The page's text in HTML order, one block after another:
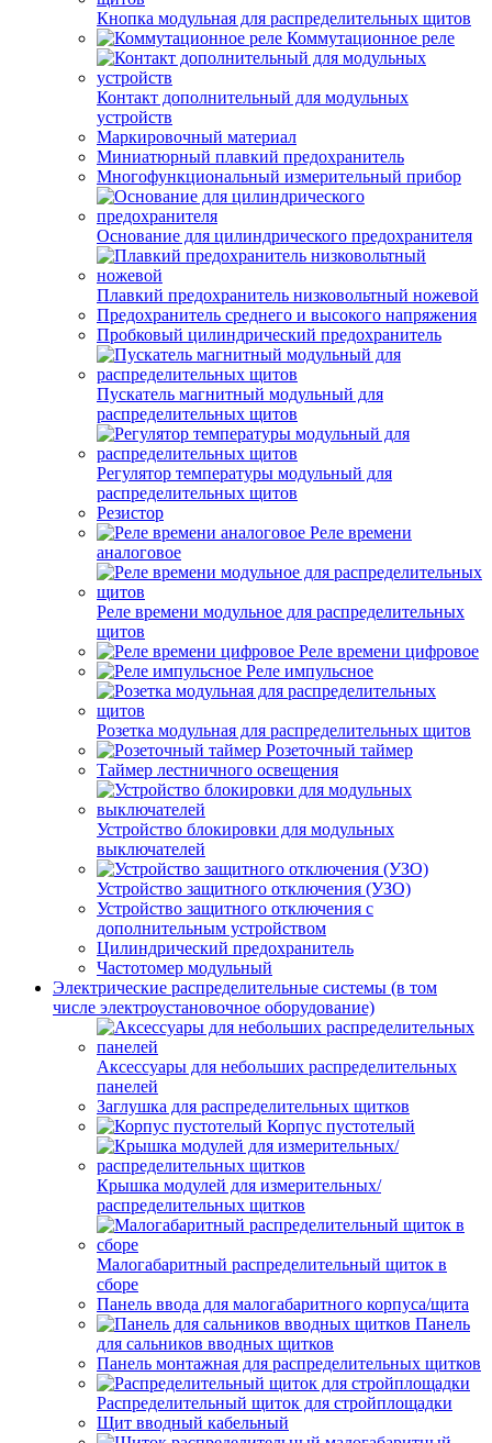
Кнопка модульная для распределительных щитов
Коммутационное реле
Контакт дополнительный для модульных
устройств
Маркировочный материал
Миниатюрный плавкий предохранитель
Многофункциональный измерительный прибор
Основание для цилиндрического предохранителя
Плавкий предохранитель низковольтный ножевой
Предохранитель среднего и высокого напряжения
Пробковый цилиндрический предохранитель
Пускатель магнитный модульный для
распределительных щитов
Регулятор температуры модульный для
распределительных щитов
Резистор
Реле времени
аналоговое
Реле времени модульное для распределительных
щитов
Реле времени цифровое
Реле импульсное
Розетка модульная для распределительных щитов
Розеточный таймер
Таймер лестничного освещения
Устройство блокировки для модульных
выключателей
Устройство защитного отключения (УЗО)
Устройство защитного отключения с
дополнительным устройством
Цилиндрический предохранитель
Частотомер модульный
Электрические распределительные системы (в том
числе электроустановочное оборудование)
Аксессуары для небольших распределительных
панелей
Заглушка для распределительных щитков
Корпус пустотелый
Крышка модулей для измерительных/
распределительных щитков
Малогабаритный распределительный щиток в
сборе
Панель ввода для малогабаритного корпуса/щита
Панель
для сальников вводных щитков
Панель монтажная для распределительных щитков
Распределительный щиток для стройплощадки
Щит вводный кабельный